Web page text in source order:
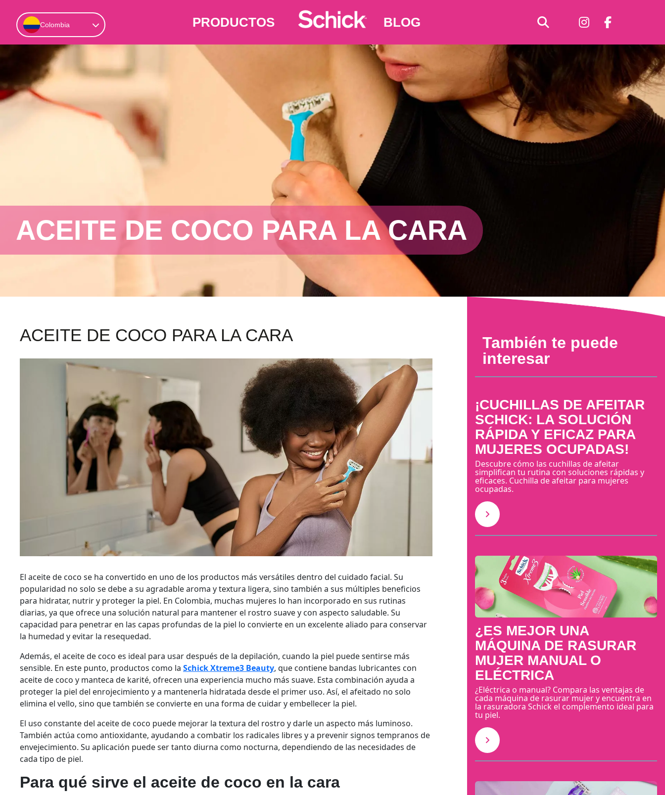
Colombia PRODUCTOS BLOG
ACEITE DE COCO PARA LA CARA
ACEITE DE COCO PARA LA CARA
El aceite de coco se ha convertido en uno de los productos más versátiles dentro del cuidado facial. Su
popularidad no solo se debe a su agradable aroma y textura ligera, sino también a sus múltiples beneficios
para hidratar, nutrir y proteger la piel. En Colombia, muchas mujeres lo han incorporado en sus rutinas
diarias, ya que ofrece una solución natural para mantener el rostro suave y con aspecto saludable. Su
capacidad para penetrar en las capas profundas de la piel lo convierte en un excelente aliado para conservar
la humedad y evitar la resequedad.
Además, el aceite de coco es ideal para usar después de la depilación, cuando la piel puede sentirse más
sensible. En este punto, productos como la Schick Xtreme3 Beauty, que contiene bandas lubricantes con
aceite de coco y manteca de karité, ofrecen una experiencia mucho más suave. Esta combinación ayuda a
proteger la piel del enrojecimiento y a mantenerla hidratada desde el primer uso. Así, el afeitado no solo
elimina el vello, sino que también se convierte en una forma de cuidar y embellecer la piel.
El uso constante del aceite de coco puede mejorar la textura del rostro y darle un aspecto más luminoso.
También actúa como antioxidante, ayudando a combatir los radicales libres y a prevenir signos tempranos de
envejecimiento. Su aplicación puede ser tanto diurna como nocturna, dependiendo de las necesidades de
cada tipo de piel.
Para qué sirve el aceite de coco en la cara
También te puede
interesar
¡CUCHILLAS DE AFEITAR
SCHICK: LA SOLUCIÓN
RÁPIDA Y EFICAZ PARA
MUJERES OCUPADAS!
Descubre cómo las cuchillas de afeitar
simplifican tu rutina con soluciones rápidas y
eficaces. Cuchilla de afeitar para mujeres
ocupadas.
¿ES MEJOR UNA
MÁQUINA DE RASURAR
MUJER MANUAL O
ELÉCTRICA
¿Eléctrica o manual? Compara las ventajas de
cada máquina de rasurar mujer y encuentra en
la rasuradora Schick el complemento ideal para
tu piel.